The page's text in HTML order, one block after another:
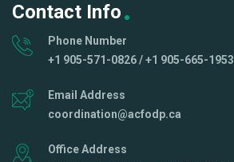
Contact Info
Phone Number
+1 905-571-0826 / +1 905-665-1953
Email Address
coordination@acfodp.ca
Office Address